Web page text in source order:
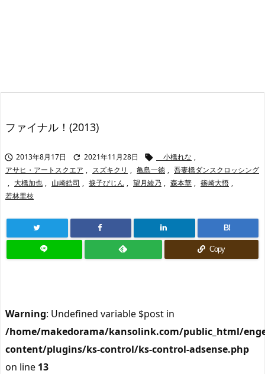
ファイナル！(2013)
 2013年8月17日  2021年11月28日  小橋れな ,
アサヒ・アートスクエア , スズキクリ , 亀島一徳 , 吾妻橋ダンスクロッシング
, 大橋加也 , 山崎皓司 , 捩子ぴじん , 望月綾乃 , 森本華 , 篠崎大悟 ,
若林里枝
B!
Copy
Warning: Undefined variable $post in
/home/makedorama/kansolink.com/public_html/
content/plugins/ks-control/ks-control-adsense.php
on line 13